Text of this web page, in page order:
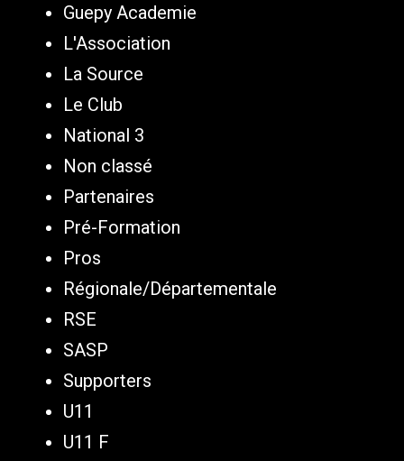
Guepy Academie
L'Association
La Source
Le Club
National 3
Non classé
Partenaires
Pré-Formation
Pros
Régionale/Départementale
RSE
SASP
Supporters
U11
U11 F